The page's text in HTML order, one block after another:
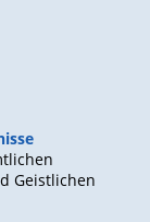
Geistlichen